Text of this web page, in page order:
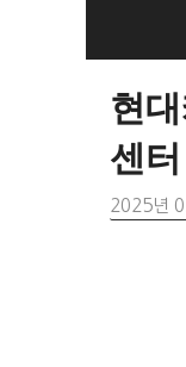
현
센터
2025년